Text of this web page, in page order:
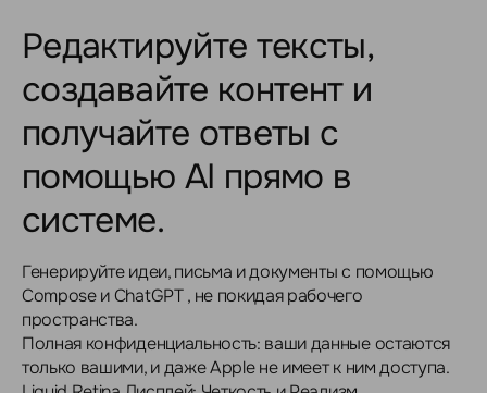
Редактируйте тексты,
создавайте контент и
получайте ответы с
помощью AI прямо в
системе.
Генерируйте идеи, письма и документы с помощью
Compose и ChatGPT , не покидая рабочего
пространства.
Полная конфиденциальность: ваши данные остаются
только вашими, и даже Apple не имеет к ним доступа.